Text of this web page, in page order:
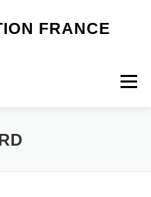
FRANCE
Menu
SNF